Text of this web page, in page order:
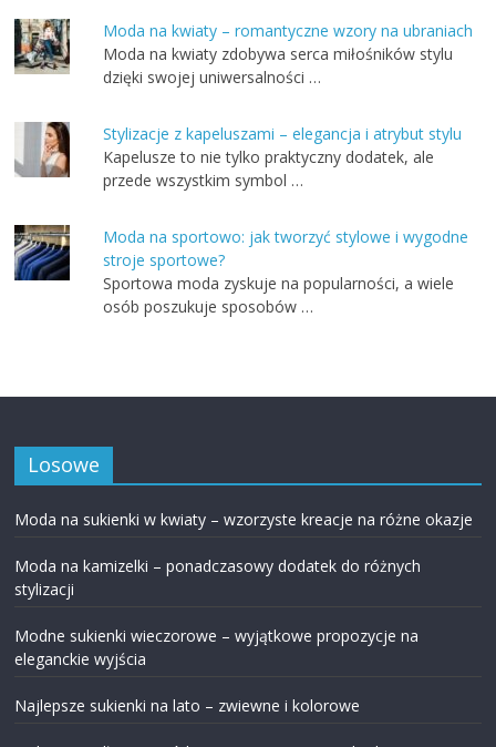
Moda na kwiaty – romantyczne wzory na ubraniach
Moda na kwiaty zdobywa serca miłośników stylu
dzięki swojej uniwersalności …
Stylizacje z kapeluszami – elegancja i atrybut stylu
Kapelusze to nie tylko praktyczny dodatek, ale
przede wszystkim symbol …
Moda na sportowo: jak tworzyć stylowe i wygodne
stroje sportowe?
Sportowa moda zyskuje na popularności, a wiele
osób poszukuje sposobów …
Losowe
Moda na sukienki w kwiaty – wzorzyste kreacje na różne okazje
Moda na kamizelki – ponadczasowy dodatek do różnych
stylizacji
Modne sukienki wieczorowe – wyjątkowe propozycje na
eleganckie wyjścia
Najlepsze sukienki na lato – zwiewne i kolorowe